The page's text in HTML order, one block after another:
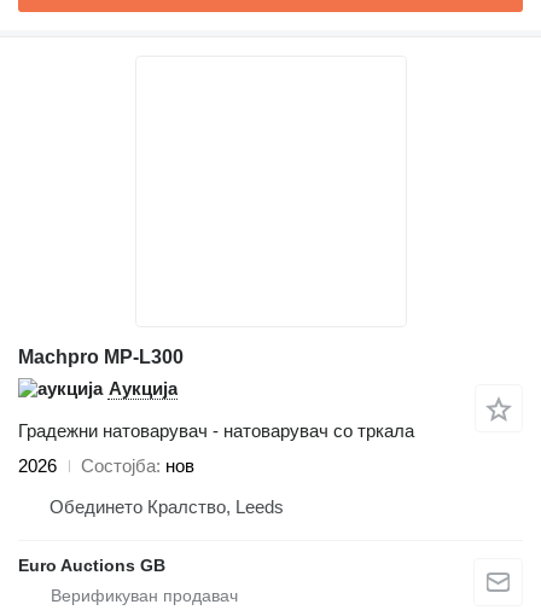
Machpro MP-L300
Аукција
Градежни натоварувач - натоварувач со тркала
2026
Состојба нов
Обединето Кралство, Leeds
Euro Auctions GB